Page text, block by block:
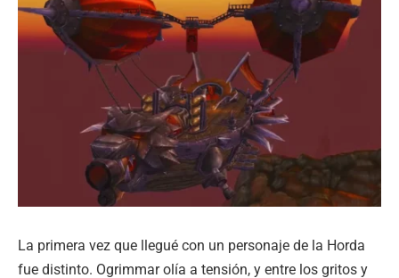
La primera vez que llegué con un personaje de la Horda
fue distinto. Ogrimmar olía a tensión, y entre los gritos y